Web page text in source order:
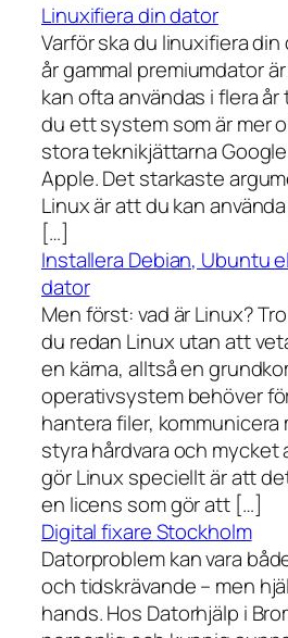
Linuxifiera din dator
Varför ska du linuxifiera din
år gammal premiumdator
kan ofta användas i flera år
du ett system som är mer
stora teknikjättarna
Apple. Det starkaste
Linux är att du kan
[…]
Installera Debian, Ubuntu
dator
Men först: vad är Linux?
du redan Linux utan att
en kärna, alltså en
operativsystem behöver
hantera filer,
styra hårdvara och mycket
gör Linux speciellt är att
en licens som gör att […]
Digital fixare Stockholm
Datorproblem kan vara
och tidskrävande – men
hands. Hos Datorhjälp i